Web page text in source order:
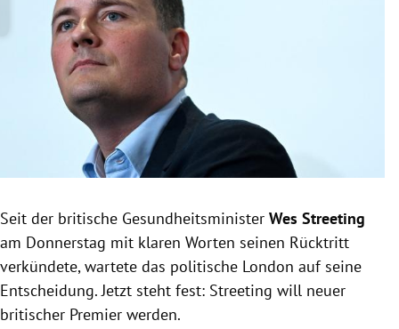
Untermenü
Untermenü
Untermenü
Untermenü
Untermenü
Untermenü
Untermenü
Seit der britische Gesundheitsminister Wes Streeting
am Donnerstag mit klaren Worten seinen Rücktritt
verkündete, wartete das politische London auf seine
Entscheidung. Jetzt steht fest: Streeting will neuer
britischer Premier werden.